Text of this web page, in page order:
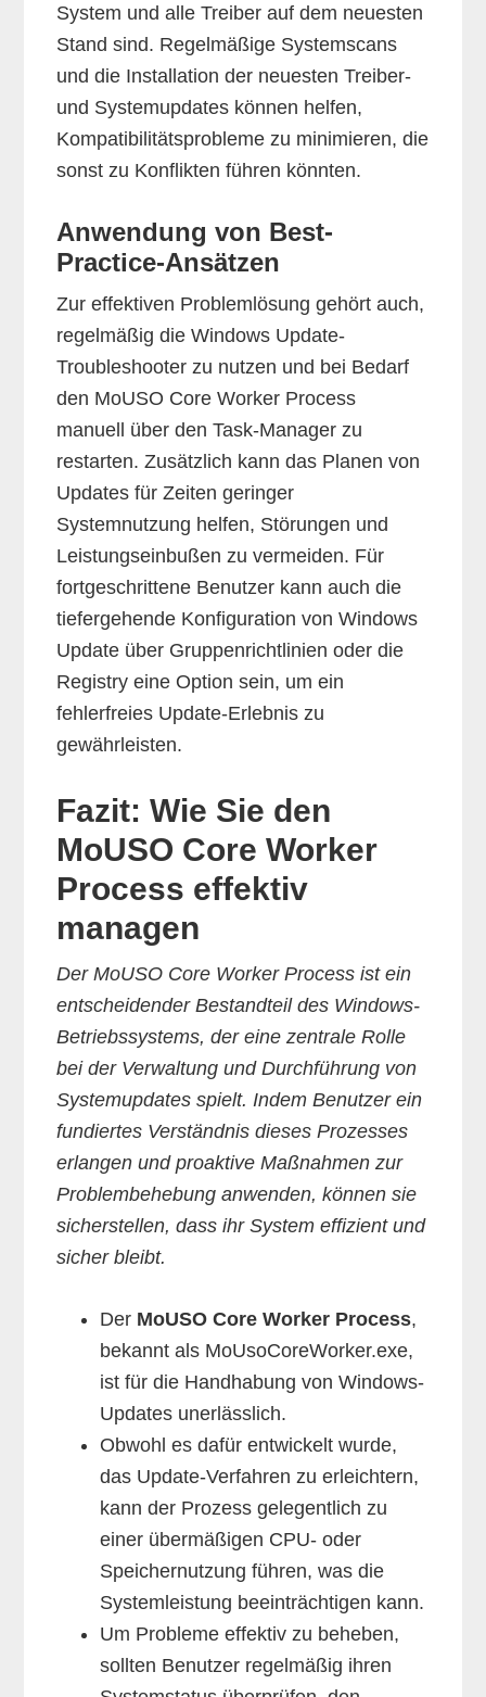
System und alle Treiber auf dem neuesten
Stand sind. Regelmäßige Systemscans
und die Installation der neuesten Treiber-
und Systemupdates können helfen,
Kompatibilitätsprobleme zu minimieren, die
sonst zu Konflikten führen könnten.
Anwendung von Best-
Practice-Ansätzen
Zur effektiven Problemlösung gehört auch,
regelmäßig die Windows Update-
Troubleshooter zu nutzen und bei Bedarf
den MoUSO Core Worker Process
manuell über den Task-Manager zu
restarten. Zusätzlich kann das Planen von
Updates für Zeiten geringer
Systemnutzung helfen, Störungen und
Leistungseinbußen zu vermeiden. Für
fortgeschrittene Benutzer kann auch die
tiefergehende Konfiguration von Windows
Update über Gruppenrichtlinien oder die
Registry eine Option sein, um ein
fehlerfreies Update-Erlebnis zu
gewährleisten.
Fazit: Wie Sie den
MoUSO Core Worker
Process effektiv
managen
Der MoUSO Core Worker Process ist ein
entscheidender Bestandteil des Windows-
Betriebssystems, der eine zentrale Rolle
bei der Verwaltung und Durchführung von
Systemupdates spielt. Indem Benutzer ein
fundiertes Verständnis dieses Prozesses
erlangen und proaktive Maßnahmen zur
Problembehebung anwenden, können sie
sicherstellen, dass ihr System effizient und
sicher bleibt.
Der MoUSO Core Worker Process,
bekannt als MoUsoCoreWorker.exe,
ist für die Handhabung von Windows-
Updates unerlässlich.
Obwohl es dafür entwickelt wurde,
das Update-Verfahren zu erleichtern,
kann der Prozess gelegentlich zu
einer übermäßigen CPU- oder
Speichernutzung führen, was die
Systemleistung beeinträchtigen kann.
Um Probleme effektiv zu beheben,
sollten Benutzer regelmäßig ihren